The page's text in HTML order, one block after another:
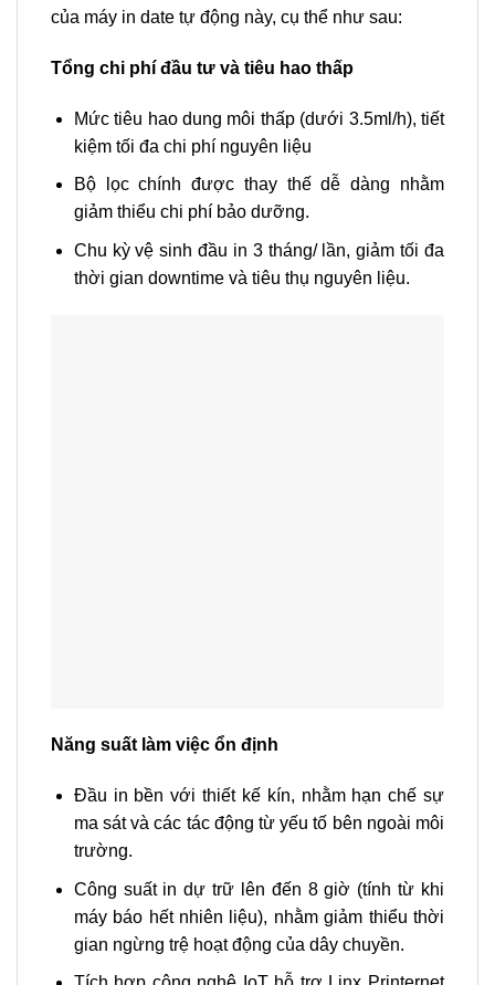
của máy in date tự động này, cụ thể như sau:
Tổng chi phí đầu tư và tiêu hao thấp
Mức tiêu hao dung môi thấp (dưới 3.5ml/h), tiết
kiệm tối đa chi phí nguyên liệu
Bộ lọc chính được thay thế dễ dàng nhằm
giảm thiểu chi phí bảo dưỡng.
Chu kỳ vệ sinh đầu in 3 tháng/ lần, giảm tối đa
thời gian downtime và tiêu thụ nguyên liệu.
Năng suất làm việc ổn định
Đầu in bền với thiết kế kín, nhằm hạn chế sự
ma sát và các tác động từ yếu tố bên ngoài môi
trường.
Công suất in dự trữ lên đến 8 giờ (tính từ khi
máy báo hết nhiên liệu), nhằm giảm thiểu thời
gian ngừng trệ hoạt động của dây chuyền.